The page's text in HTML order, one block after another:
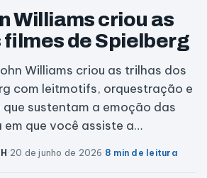
Williams criou as
de Spielberg
Williams criou as trilhas dos
com leitmotifs, orquestração e
sustentam a emoção das
em que você assiste a…
·20 de junho de 2026·8 min de leitura